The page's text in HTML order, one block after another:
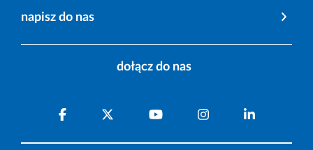
napisz do nas
dołącz do nas